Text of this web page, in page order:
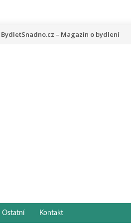
Přeskočit
BydletSnadno.cz – Magazín o bydlení
Ostatní Kontakt